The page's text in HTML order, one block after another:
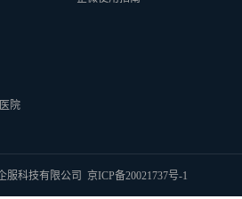
院
服科技有限公司 京ICP备20021737号-1